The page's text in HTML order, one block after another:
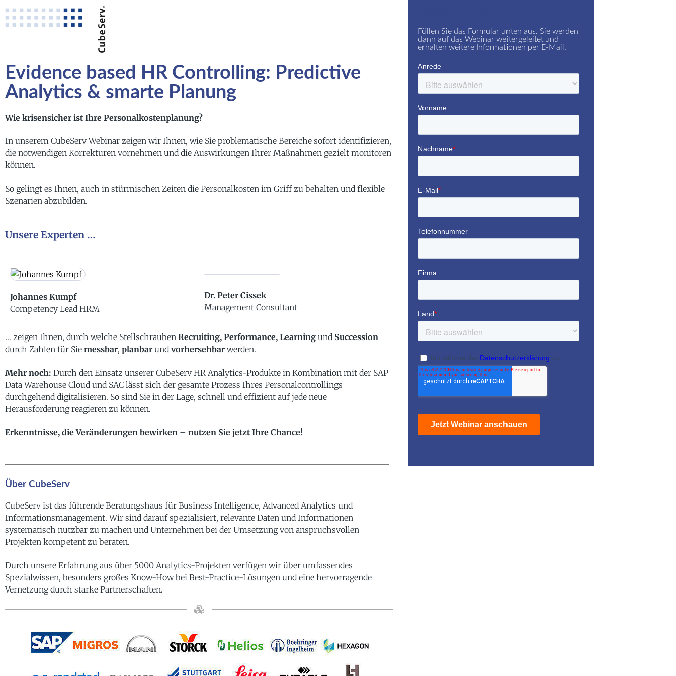
Evidence based HR Controlling: Predictive
Analytics & smarte Planung
Wie krisensicher ist Ihre Personalkostenplanung?
In unserem CubeServ Webinar zeigen wir Ihnen, wie Sie problematische Bereiche sofort identifizieren,
die notwendigen Korrekturen vornehmen und die Auswirkungen Ihrer Maßnahmen gezielt monitoren
können.
So gelingt es Ihnen, auch in stürmischen Zeiten die Personalkosten im Griff zu behalten und flexible
Szenarien abzubilden.
Unsere Experten …
Johannes Kumpf
Competency Lead HRM
Dr. Peter Cissek
Management Consultant
… zeigen Ihnen, durch welche Stellschrauben Recruiting, Performance, Learning und Succession
durch Zahlen für Sie messbar, planbar und vorhersehbar werden.
Mehr noch: Durch den Einsatz unserer CubeServ HR Analytics-Produkte in Kombination mit der SAP
Data Warehouse Cloud und SAC lässt sich der gesamte Prozess Ihres Personalcontrollings
durchgehend digitalisieren. So sind Sie in der Lage, schnell und effizient auf jede neue
Herausforderung reagieren zu können.
Erkenntnisse, die Veränderungen bewirken – nutzen Sie jetzt Ihre Chance!
Über CubeServ
CubeServ ist das führende Beratungshaus für Business Intelligence, Advanced Analytics und
Informationsmanagement. Wir sind darauf spezialisiert, relevante Daten und Informationen
systematisch nutzbar zu machen und Unternehmen bei der Umsetzung von anspruchsvollen
Projekten kompetent zu beraten.
Durch unsere Erfahrung aus über 5000 Analytics-Projekten verfügen wir über umfassendes
Spezialwissen, besonders großes Know-How bei Best-Practice-Lösungen und eine hervorragende
Vernetzung durch starke Partnerschaften.
Füllen Sie das Formular unten aus. Sie werden
dann auf das Webinar weitergeleitet und
erhalten weitere Informationen per E-Mail.